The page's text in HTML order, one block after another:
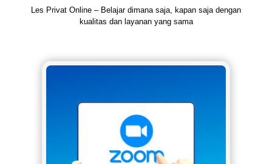
Les Privat Online – Belajar dimana saja, kapan saja dengan
kualitas dan layanan yang sama